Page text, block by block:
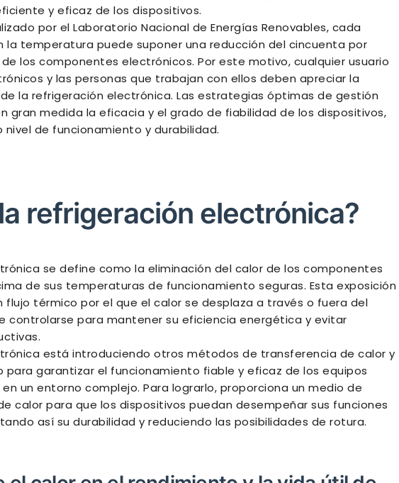
y eficaz de los dispositivos.
por el Laboratorio Nacional de Energías Renovables, cada
la temperatura puede suponer una reducción del cincuenta por
los componentes electrónicos. Por este motivo, cualquier usuario
y las personas que trabajan con ellos deben apreciar la
la refrigeración electrónica. Las estrategias óptimas de gestión
gran medida la eficacia y el grado de fiabilidad de los dispositivos,
de funcionamiento y durabilidad.
refrigeración electrónica?
se define como la eliminación del calor de los componentes
de sus temperaturas de funcionamiento seguras. Esta exposición
flujo térmico por el que el calor se desplaza a través o fuera del
controlarse para mantener su eficiencia energética y evitar
está introduciendo otros métodos de transferencia de calor y
para garantizar el funcionamiento fiable y eficaz de los equipos
un entorno complejo. Para lograrlo, proporciona un medio de
calor para que los dispositivos puedan desempeñar sus funciones
así su durabilidad y reduciendo las posibilidades de rotura.